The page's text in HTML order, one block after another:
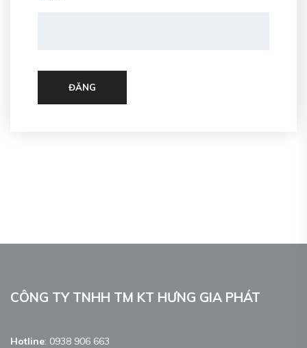
ĐĂNG
CÔNG TY TNHH TM KT HƯNG GIA PHÁT
Hotline: 0938 906 663